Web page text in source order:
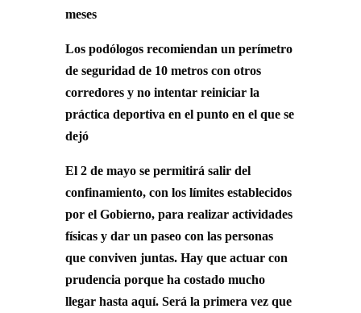
meses
Los podólogos recomiendan un perímetro
de seguridad de 10 metros con otros
corredores y no intentar reiniciar la
práctica deportiva en el punto en el que se
dejó
El 2 de mayo se permitirá salir del
confinamiento, con los límites establecidos
por el Gobierno, para realizar actividades
físicas y dar un paseo con las personas
que conviven juntas. Hay que actuar con
prudencia porque ha costado mucho
llegar hasta aquí. Será la primera vez que